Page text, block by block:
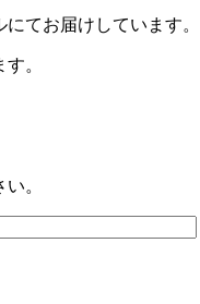
てお届けしています。
。
。